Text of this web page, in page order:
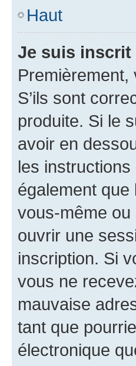
Haut
Je suis inscrit
Premièrement,
S’ils sont
produite. Si le
avoir en
les
également
vous-même
ouvrir une
inscription. Si
vous ne
mauvaise
tant que
électronique